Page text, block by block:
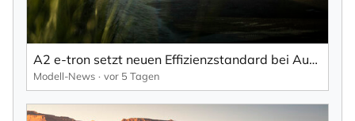
A2 e-tron setzt neuen Effizienzstandard bei Audi.
Modell-News vor 5 Tagen